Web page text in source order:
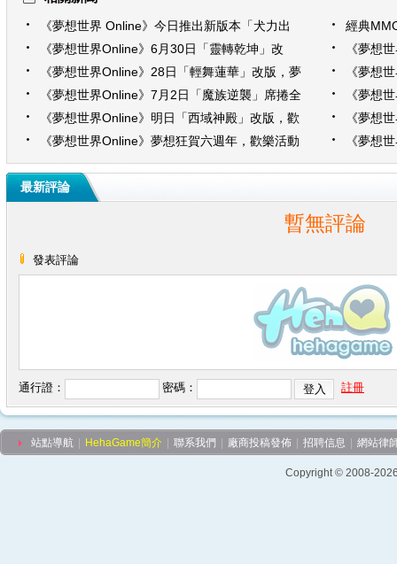
《夢想世界 Online》今日推出新版本「犬力出
擊」 新仙獸「招財旺」登場
經典
器降臨
《夢想世界Online》6月30日「靈轉乾坤」改
版，邀您穿越時空，拯救夢想大陸！
《夢想
歡慶活
《夢想世界Online》28日「輕舞蓮華」改版，夢
想勇士再聚首，「伏魔後傳」譜新章！
《夢想
盛夏趴
《夢想世界Online》7月2日「魔族逆襲」席捲全
台！勇者並肩闖蕩龍淵，一同守護夢想大地！
《夢想
版，一
《夢想世界Online》明日「西域神殿」改版，歡
慶活動伴你度炎夏！
《夢想
殿」，
《夢想世界Online》夢想狂賀六週年，歡樂活動
《夢想
最新評論
暫無評論
發表評論
通行證： 密碼： 註冊
站點導航 HehaGame簡介 聯系我們 廠商投稿發佈 招聘信息 網站律
Copyright © 2008-